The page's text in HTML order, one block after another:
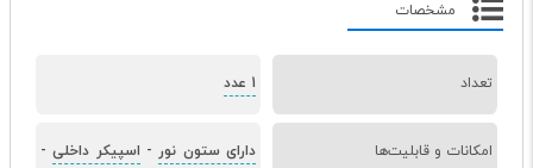
مشخصات
تعداد 1 عدد
امکانات و قابلیت‌ها دارای ستون نور - اسپیکر داخلی-